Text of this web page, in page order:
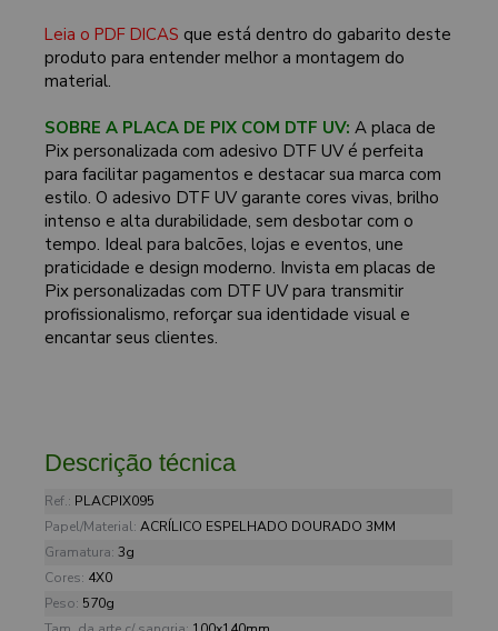
Leia o PDF DICAS que está dentro do gabarito deste
produto para entender melhor a montagem do
material.
SOBRE A PLACA DE PIX COM DTF UV: A placa de
Pix personalizada com adesivo DTF UV é perfeita
para facilitar pagamentos e destacar sua marca com
estilo. O adesivo DTF UV garante cores vivas, brilho
intenso e alta durabilidade, sem desbotar com o
tempo. Ideal para balcões, lojas e eventos, une
praticidade e design moderno. Invista em placas de
Pix personalizadas com DTF UV para transmitir
profissionalismo, reforçar sua identidade visual e
encantar seus clientes.
Descrição técnica
Ref.: PLACPIX095
Papel/Material: ACRÍLICO ESPELHADO DOURADO 3MM
Gramatura: 3g
Cores: 4X0
Peso: 570g